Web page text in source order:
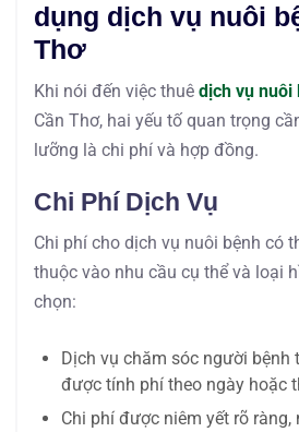
dụng dịch vụ nuôi
Thơ
Khi nói đến việc thuê dịch vụ nuôi
Cần Thơ, hai yếu tố quan trọng
lưỡng là chi phí và hợp đồng.
Chi Phí Dịch Vụ
Chi phí cho dịch vụ nuôi bệnh có
thuộc vào nhu cầu cụ thể và loại
chọn:
Dịch vụ chăm sóc người bệnh
được tính phí theo ngày hoặc
Chi phí được niêm yết rõ